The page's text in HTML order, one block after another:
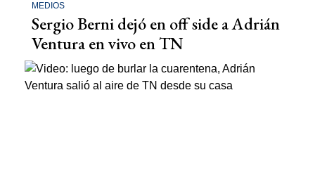
MEDIOS
Sergio Berni dejó en off side a Adrián
Ventura en vivo en TN